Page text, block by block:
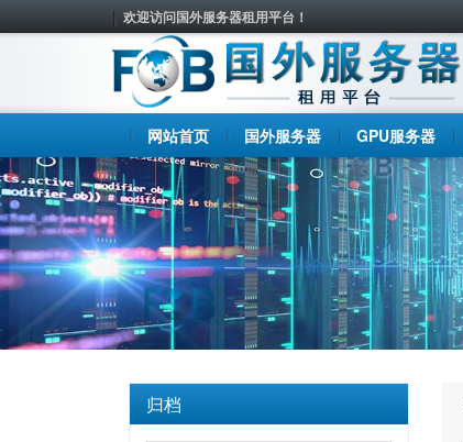
欢迎访问国外服务器租用平台！
网站首页 国外服务器 GPU服务器
归档